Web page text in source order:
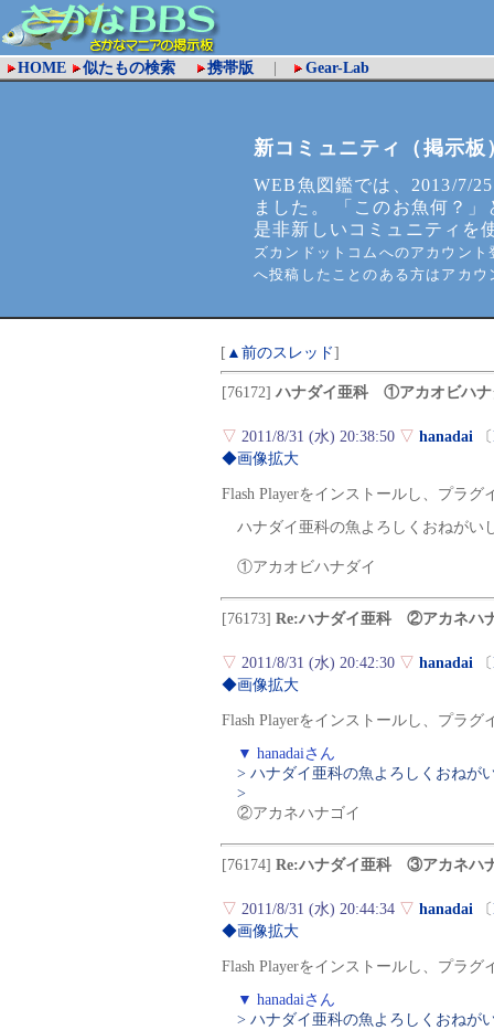
HOME 似たもの検索 携帯版 Gear-Lab
新コミュニティ（掲示
WEB魚図鑑では、2013/7/
ました。 「このお魚何？
是非新しいコミュニティを
ズカンドットコムへのアカウン
へ投稿したことのある方はアカ
[ ▲前のスレッド]
[76172] ハナダイ亜科 ①アカオビハナ
▽ 2011/8/31 (水) 20:38:50 ▽ hanadai 〔
◆画像拡大
Flash Playerをインストールし、プラ
ハナダイ亜科の魚よろしくおねがい
①アカオビハナダイ
[76173] Re:ハナダイ亜科 ②アカネハ
▽ 2011/8/31 (水) 20:42:30 ▽ hanadai 〔
◆画像拡大
Flash Playerをインストールし、プラ
▼ hanadaiさん
> ハナダイ亜科の魚よろしくおねが
>
②アカネハナゴイ
[76174] Re:ハナダイ亜科 ③アカネハ
▽ 2011/8/31 (水) 20:44:34 ▽ hanadai 〔
◆画像拡大
Flash Playerをインストールし、プラ
▼ hanadaiさん
> ハナダイ亜科の魚よろしくおねが